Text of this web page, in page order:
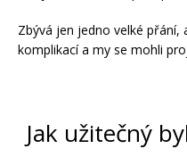
Zbývá jen jedno velké přání,
komplikací a my se mohli
Jak užitečný